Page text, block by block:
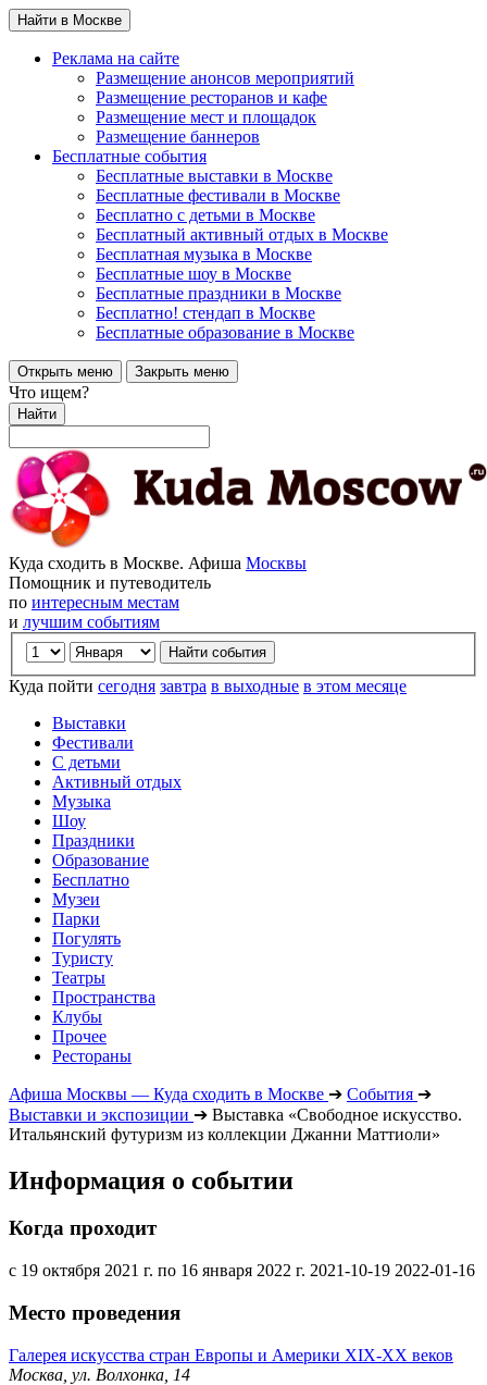
Найти в Москве
Реклама на сайте
Размещение анонсов мероприятий
Размещение ресторанов и кафе
Размещение мест и площадок
Размещение баннеров
Бесплатные события
Бесплатные выставки в Москве
Бесплатные фестивали в Москве
Бесплатно с детьми в Москве
Бесплатный активный отдых в Москве
Бесплатная музыка в Москве
Бесплатные шоу в Москве
Бесплатные праздники в Москве
Бесплатно! стендап в Москве
Бесплатные образование в Москве
Открыть меню Закрыть меню
Что ищем?
Найти
Куда сходить в Москве. Афиша Москвы
Помощник и путеводитель
по интересным местам
и лучшим событиям
Куда пойти сегодня завтра в выходные в этом месяце
Выставки
Фестивали
С детьми
Активный отдых
Музыка
Шоу
Праздники
Образование
Бесплатно
Музеи
Парки
Погулять
Туристу
Театры
Пространства
Клубы
Прочее
Рестораны
Афиша Москвы — Куда сходить в Москве ➔ События ➔
Выставки и экспозиции ➔ Выставка «Свободное искусство.
Итальянский футуризм из коллекции Джанни Маттиоли»
Информация о событии
Когда проходит
с 19 октября 2021 г. по 16 января 2022 г. 2021-10-19 2022-01-16
Место проведения
Галерея искусства стран Европы и Америки XIX-ХХ веков
Москва, ул. Волхонка, 14